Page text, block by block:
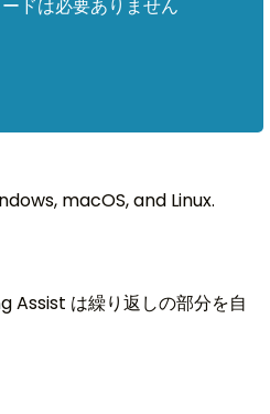
ドは必要ありません
macOS, and Linux.
Assist は繰り返しの部分を自